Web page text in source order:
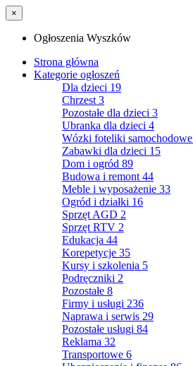
×
Ogłoszenia Wyszków
Strona główna
Kategorie ogłoszeń
Dla dzieci 19
Chrzest 3
Pozostałe dla dzieci 3
Ubranka dla dzieci 4
Wózki foteliki samochodowe
Zabawki dla dzieci 15
Dom i ogród 89
Budowa i remont 44
Meble i wyposażenie 33
Ogród i działki 16
Sprzęt AGD 2
Sprzęt RTV 2
Edukacja 44
Korepetycje 35
Kursy i szkolenia 5
Podręczniki 2
Pozostałe 8
Firmy i usługi 236
Naprawa i serwis 29
Pozostałe usługi 84
Reklama 32
Transportowe 6